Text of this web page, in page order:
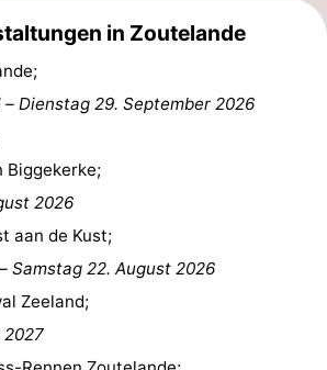
in Zoutelande
– Dienstag 29. September 2026
Biggekerke;
2026
aan de Kust;
– Samstag 22. August 2026
Zeeland;
Mai 2027